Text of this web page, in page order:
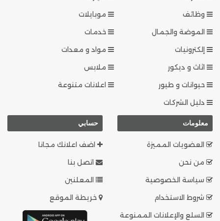
وظائف
موبايلات
الموضة والجمال
خدمات
إلكترونيات
مواد و معدات
اثاث و ديكور
ملابس
حيوانات و طيور
اعلانات متنوعة
دليل الشركات
معلومات
العضويات المميزة
من نحن
سياسة الخصوصية
شروط الاستخدام
السلع والإعلانات الممنوعة
حسابي
اضف اعلانك مجانا
اتصل بنا
المعلنين
خريطة الموقع